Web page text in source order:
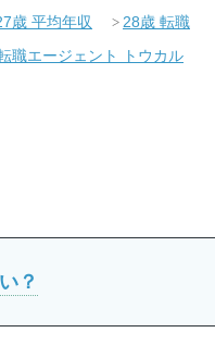
歳 平均年収
28歳 転職
職エージェント トウカル
？